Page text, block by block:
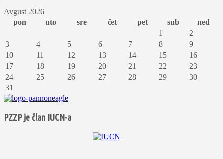
Avgust 2026
pon
uto sre čet pet sub
ned
1
2
3
4 5 6 7 8
9
10
11 12 13 14 15
16
17
18 19 20 21 22
23
24
25 26 27 28 29
30
31
PZZP je član IUCN-a